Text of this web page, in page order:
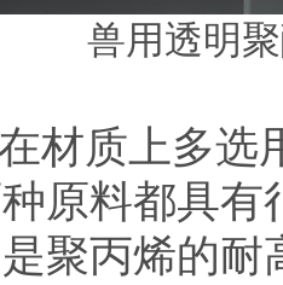
兽用透明
材质上多选
原料都具
聚丙烯的